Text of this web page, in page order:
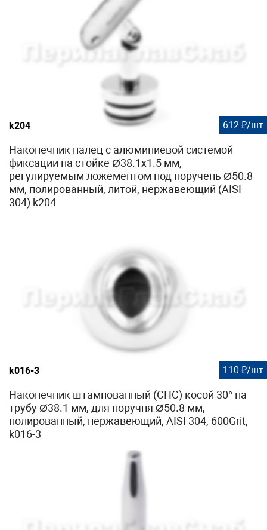
k204 612 ₽/шт
Наконечник палец с алюминиевой системой
фиксации на стойке Ø38.1х1.5 мм,
регулируемым ложементом под поручень Ø50.8
мм, полированный, литой, нержавеющий (AISI
304) k204
k016-3 110 ₽/шт
Наконечник штампованный (СПС) косой 30° на
трубу Ø38.1 мм, для поручня Ø50.8 мм,
полированный, нержавеющий, AISI 304, 600Grit,
k016-3